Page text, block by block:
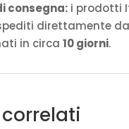
consegna: i prodotti
direttamente
in circa 10 giorni.